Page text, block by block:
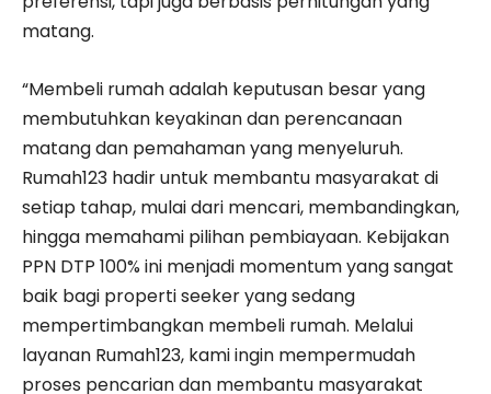
matang.
“Membeli rumah adalah keputusan besar yang
membutuhkan keyakinan dan perencanaan
matang dan pemahaman yang menyeluruh.
Rumah123 hadir untuk membantu masyarakat di
setiap tahap, mulai dari mencari, membandingkan,
hingga memahami pilihan pembiayaan. Kebijakan
PPN DTP 100% ini menjadi momentum yang sangat
baik bagi properti seeker yang sedang
mempertimbangkan membeli rumah. Melalui
layanan Rumah123, kami ingin mempermudah
proses pencarian dan membantu masyarakat